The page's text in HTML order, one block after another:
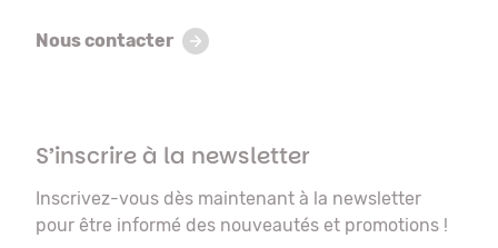
Nous contacter
S’inscrire à la newsletter
Inscrivez-vous dès maintenant à la newsletter
pour être informé des nouveautés et promotions !